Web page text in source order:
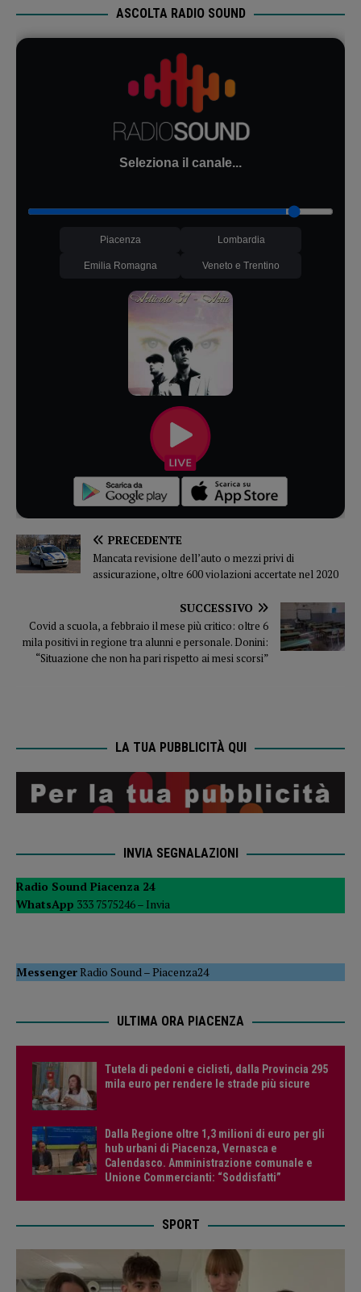
ASCOLTA RADIO SOUND
Seleziona il canale...
Piacenza Lombardia
Emilia Romagna Veneto e Trentino
PRECEDENTE
Mancata revisione dell’auto o mezzi privi di
assicurazione, oltre 600 violazioni accertate nel 2020
SUCCESSIVO
Covid a scuola, a febbraio il mese più critico: oltre 6
mila positivi in regione tra alunni e personale. Donini:
“Situazione che non ha pari rispetto ai mesi scorsi”
LA TUA PUBBLICITÀ QUI
INVIA SEGNALAZIONI
Radio Sound Piacenza 24
WhatsApp 333 7575246 – Invia
MessengerRadio Sound –Piacenza24
ULTIMA ORA PIACENZA
Tutela di pedoni e ciclisti, dalla Provincia 295
mila euro per rendere le strade più sicure
Dalla Regione oltre 1,3 milioni di euro per gli
hub urbani di Piacenza, Vernasca e
Calendasco. Amministrazione comunale e
Unione Commercianti: “Soddisfatti”
SPORT